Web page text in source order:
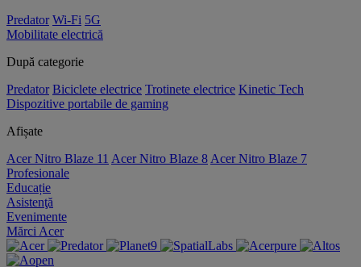
Predator Wi-Fi 5G
Mobilitate electrică
După categorie
Predator Biciclete electrice Trotinete electrice Kinetic Tech
Dispozitive portabile de gaming
Afișate
Acer Nitro Blaze 11 Acer Nitro Blaze 8 Acer Nitro Blaze 7
Profesionale
Educație
Asistenţă
Evenimente
Mărci Acer